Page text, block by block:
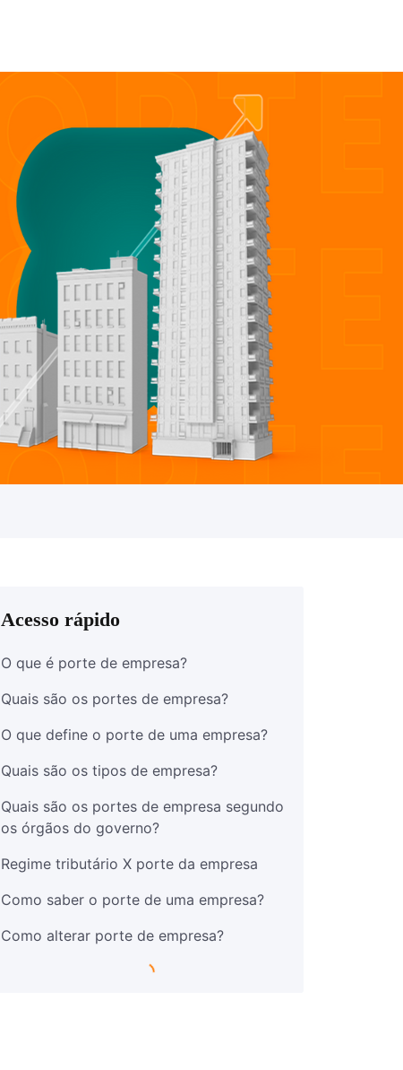
Acesso rápido
O que é porte de empresa?
Quais são os portes de empresa?
O que define o porte de uma empresa?
Quais são os tipos de empresa?
Quais são os portes de empresa segundo
os órgãos do governo?
Regime tributário X porte da empresa
Como saber o porte de uma empresa?
Como alterar porte de empresa?